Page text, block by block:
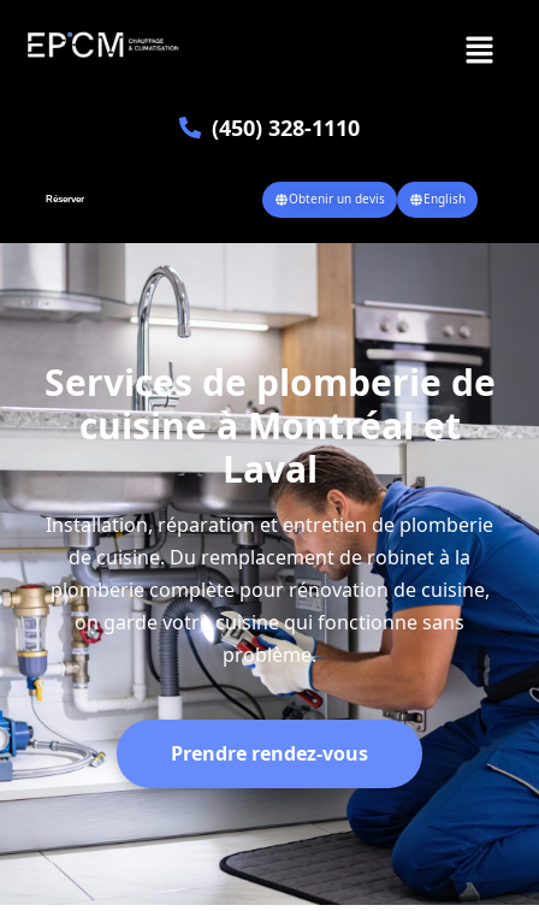
(450) 328-1110
Réserver Obtenir un devis English
Services de plomberie de
cuisine à Montréal et
Laval
Installation, réparation et entretien de plomberie
de cuisine. Du remplacement de robinet à la
plomberie complète pour rénovation de cuisine,
on garde votre cuisine qui fonctionne sans
problème.
Prendre rendez-vous